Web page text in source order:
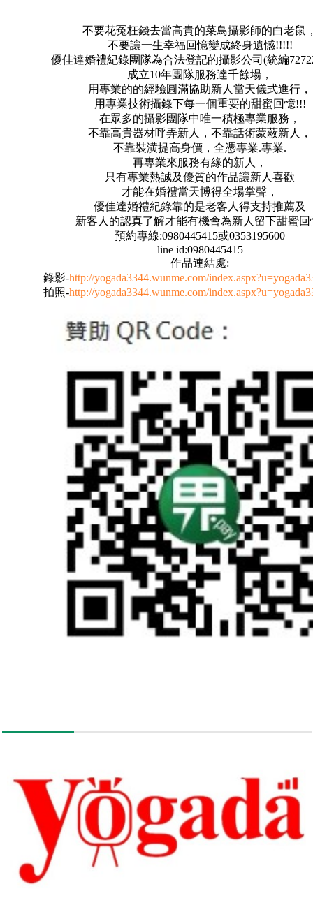
不要花冤枉錢去當高貴的菜鳥攝影師的白老鼠
不要讓一生幸福回憶變成終身遺憾!!!!!
優佳達婚禮紀錄團隊為合法登記的攝影公司(統編
成立10年團隊服務達千餘場，
用專業的的經驗圓滿協助新人當天儀式進行，
用專業技術攝錄下每一個重要的甜蜜回憶!!!
在眾多的攝影團隊中唯一積極專業服務，
不靠高貴器材呼弄新人，不靠話術蒙蔽新人，
不靠裝潢提高身價，全憑專業.專業.
再專業來服務有緣的新人，
只有專業熱誠及優質的作品讓新人喜歡
才能在婚禮當天博得全場掌聲，
優佳達婚禮紀錄靠的是老客人得支持推薦及
新客人的認真了解才能有機會為新人留下甜蜜回
預約專線:0980445415或0353195600
line id:0980445415
作品連結處:
錄影-http://yogada3344.wunme.com/
拍照-http://yogada3344.wunme.com/